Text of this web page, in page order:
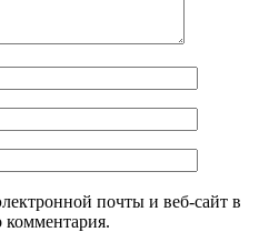
почты и веб-сайт в
комментария.